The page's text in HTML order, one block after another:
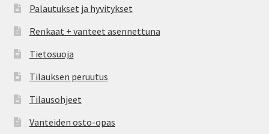
Palautukset ja hyvitykset
Renkaat + vanteet asennettuna
Tietosuoja
Tilauksen peruutus
Tilausohjeet
Vanteiden osto-opas